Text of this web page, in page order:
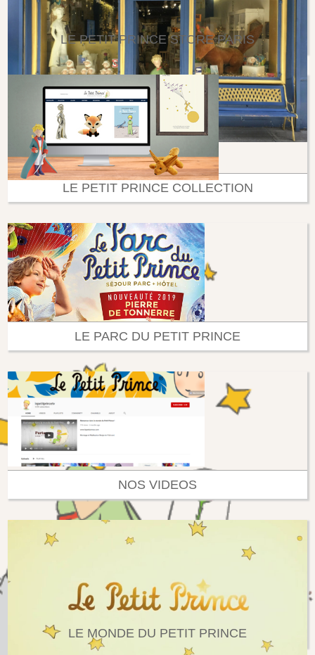
LE PETIT PRINCE STORE PARIS
LE PETIT PRINCE COLLECTION
LE PARC DU PETIT PRINCE
NOS VIDEOS
LE MONDE DU PETIT PRINCE